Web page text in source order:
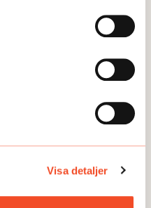
Visa detaljer
TEMA Konstant